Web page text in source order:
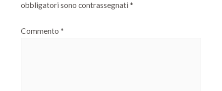
obbligatori sono contrassegnati *
Commento *